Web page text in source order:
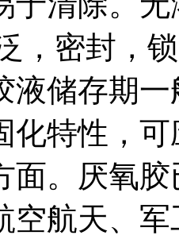
，密封，
液储存期
化特性，
面。厌氧
空航天、